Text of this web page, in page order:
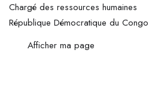
Chargé des ressources humaines
République Démocratique du Congo
Afficher ma page